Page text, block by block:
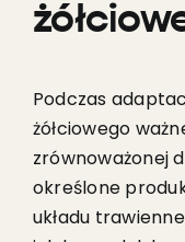
Podczas
żółciowego
zrównoważonej
określone
układu